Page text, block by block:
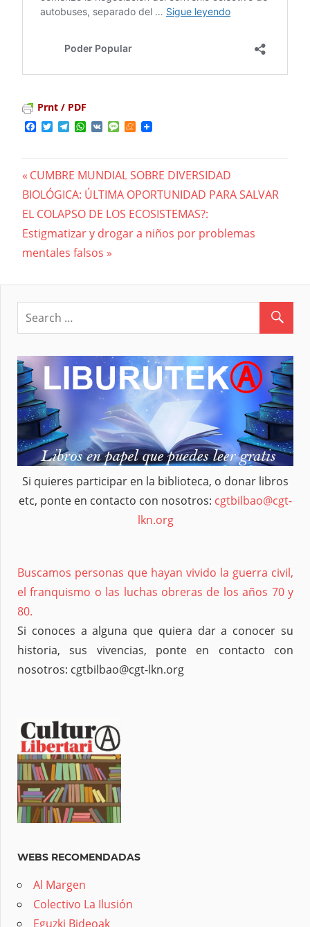
Prnt / PDF
Facebook
TwitterTelegram
WhatsApp
VK MessageMeneame
Navegación
de
entradas
Previous
Post:
CUMBRE MUNDIAL SOBRE DIVERSIDAD
BIOLÓGICA: ÚLTIMA OPORTUNIDAD PARA SALVAR
EL COLAPSO DE LOS ECOSISTEMAS?:
Next
Post:
Estigmatizar y drogar a niños por problemas
mentales falsos
Si quieres participar en la biblioteca, o donar libros
etc, ponte en contacto con nosotros: cgtbilbao@cgt-
lkn.org
Buscamos personas que hayan vivido la guerra civil,
el franquismo o las luchas obreras de los años 70 y
80.
Si conoces a alguna que quiera dar a conocer su
historia, sus vivencias, ponte en contacto con
nosotros: cgtbilbao@cgt-lkn.org
WEBS RECOMENDADAS
Al Margen
Colectivo La Ilusión
Eguzki Bideoak